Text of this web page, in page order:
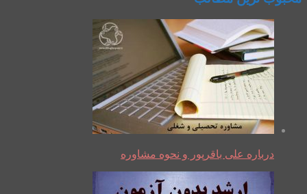
درباره علی باقرپور و نحوه مشاوره